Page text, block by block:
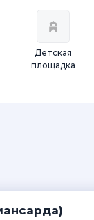
Детская
площадка